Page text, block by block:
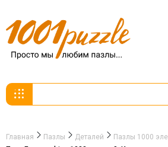
Главная Пазлы Деталей
Пазлы 1000